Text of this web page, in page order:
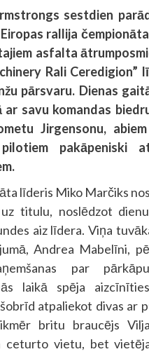
sestdien
rallija
asfalta
Rali Ceredigion”
pārsvaru. Dienas
ar savu komandas
Jirgensonu,
pakāpeniski
līderis Miko Marčiks
titulu, noslēdzot
aiz līdera. Viņa
Andrea Mabelīni,
par
laikā spēja
atpaliekot divas ar
britu braucējs
ceturto vietu, bet